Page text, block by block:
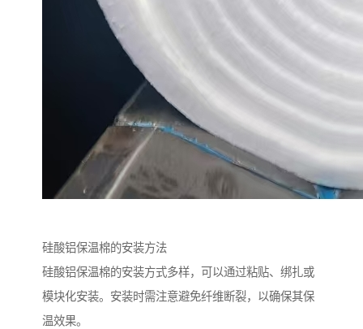
硅酸铝保温棉的安装方法
硅酸铝保温棉的安装方式多样，可以通过粘贴、绑扎或
模块化安装。安装时需注意避免纤维断裂，以确保其保
温效果。